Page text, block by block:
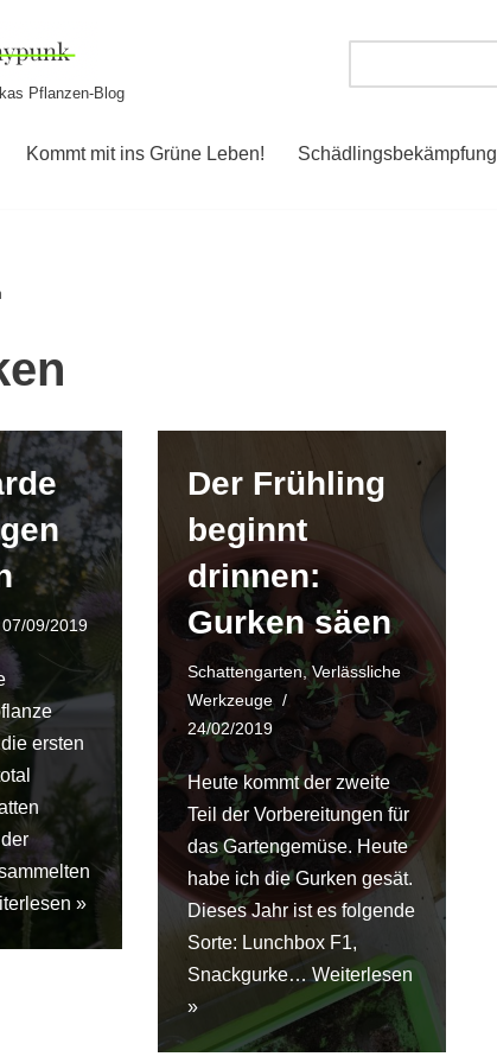
Pflanzen-Blog
Kommt mit ins Grüne Leben! Schädlingsbekämpfung
07/09/2019
ersten
»
Der Frühling
beginnt
drinnen:
Gurken säen
Schattengarten,Verlässliche
Werkzeuge
24/02/2019
Heute kommt der zweite
Teil der Vorbereitungen für
das Gartengemüse. Heute
habe ich die Gurken gesät.
Dieses Jahr ist es folgende
Sorte: Lunchbox F1,
Snackgurke… Weiterlesen
»